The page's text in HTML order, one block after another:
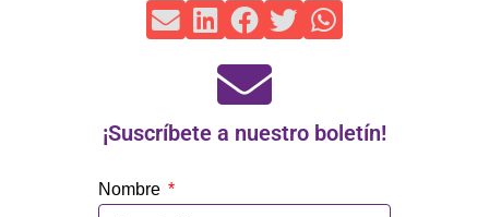
¡Suscríbete a nuestro boletín!
Nombre